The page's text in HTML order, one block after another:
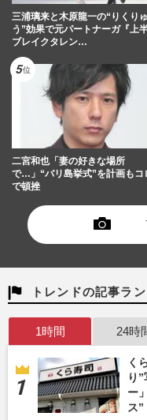
三浦璃来と木原龍一の“りくりゅ
う”効果で元パートナーガ『上
ブレイクタレン…
二宮和也「妻の好きな場所
で…」“バリ島挙式”を計画もコ
で頓挫
トレンドの記事ラ
1時間 24時
く
り
ー
ス